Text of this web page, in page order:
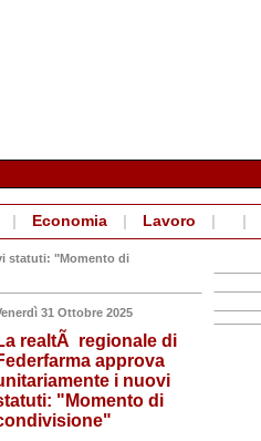
| Economia | Lavoro | |
statuti: "Momento di
31 Ottobre 2025
realtÃ regionale di
approva
i nuovi
"Momento di